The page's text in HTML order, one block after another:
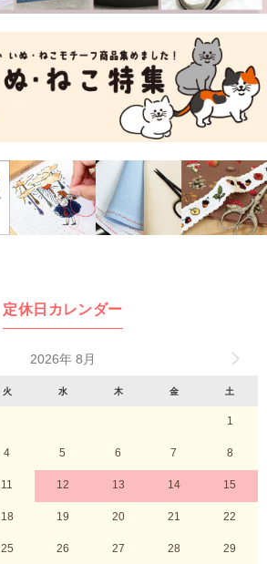
定休日カレンダー
2026年 8月
火 水 木 金 土
1
4 5 6 7 8
11 12 13 14 15
18 19 20 21 22
25 26 27 28 29